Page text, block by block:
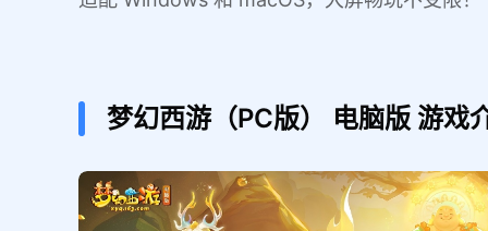
梦幻西游（PC版） 电脑版 游戏